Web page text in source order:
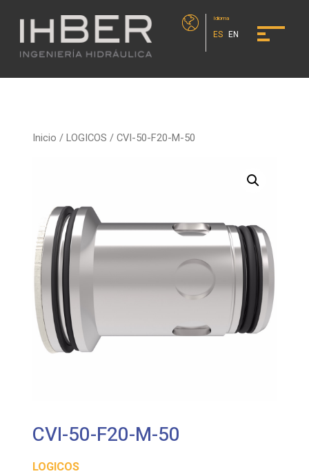
Idioma
ES EN
Inicio /LOGICOS / CVI-50-F20-M-50
CVI-50-F20-M-50
LOGICOS